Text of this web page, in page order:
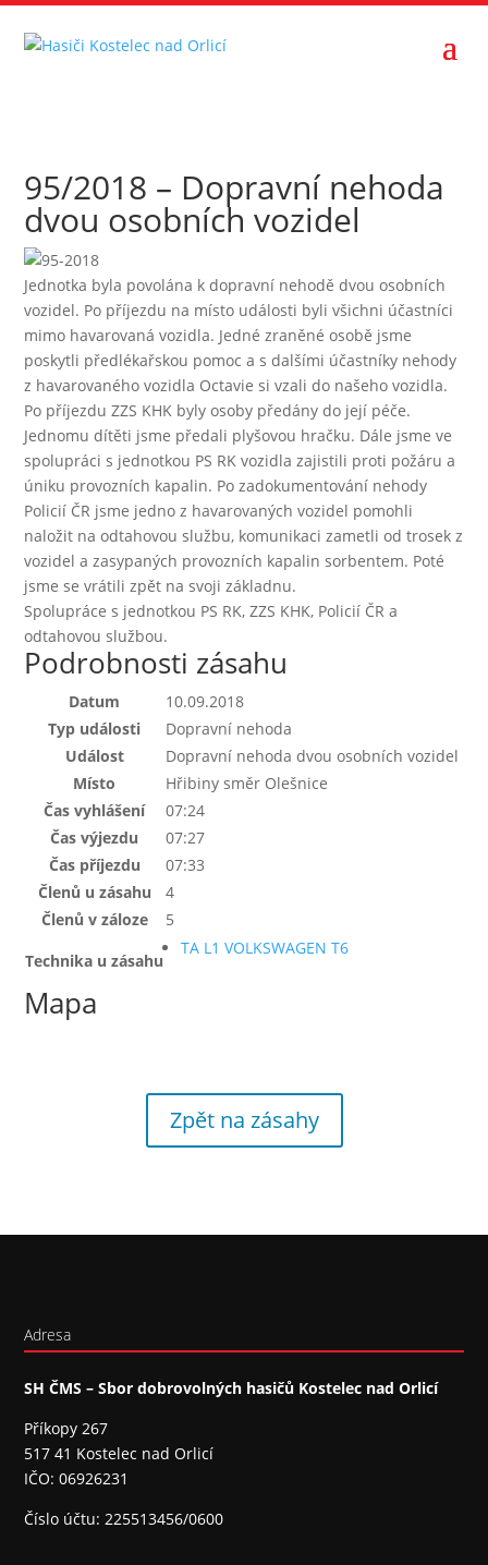
95/2018 – Dopravní nehoda
dvou osobních vozidel
Jednotka byla povolána k dopravní nehodě dvou osobních
vozidel. Po příjezdu na místo události byli všichni účastníci
mimo havarovaná vozidla. Jedné zraněné osobě jsme
poskytli předlékařskou pomoc a s dalšími účastníky nehody
z havarovaného vozidla Octavie si vzali do našeho vozidla.
Po příjezdu ZZS KHK byly osoby předány do její péče.
Jednomu dítěti jsme předali plyšovou hračku. Dále jsme ve
spolupráci s jednotkou PS RK vozidla zajistili proti požáru a
úniku provozních kapalin. Po zadokumentování nehody
Policií ČR jsme jedno z havarovaných vozidel pomohli
naložit na odtahovou službu, komunikaci zametli od trosek z
vozidel a zasypaných provozních kapalin sorbentem. Poté
jsme se vrátili zpět na svoji základnu.
Spolupráce s jednotkou PS RK, ZZS KHK, Policií ČR a
odtahovou službou.
Podrobnosti zásahu
Datum
10.09.2018
Typ události
Dopravní nehoda
Událost
Dopravní nehoda dvou osobních vozidel
Místo
Hřibiny směr Olešnice
Čas vyhlášení
07:24
Čas výjezdu
07:27
Čas příjezdu
07:33
Členů u zásahu
4
Členů v záloze
5
Technika u zásahu
TA L1 VOLKSWAGEN T6
Mapa
Zpět na zásahy
Adresa
SH ČMS – Sbor dobrovolných hasičů Kostelec nad Orlicí
Příkopy 267
517 41 Kostelec nad Orlicí
IČO: 06926231
Číslo účtu: 225513456/0600